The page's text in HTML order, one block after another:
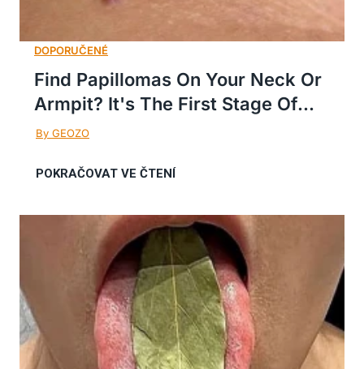
Find Papillomas On Your Neck Or
Armpit? It's The First Stage Of...